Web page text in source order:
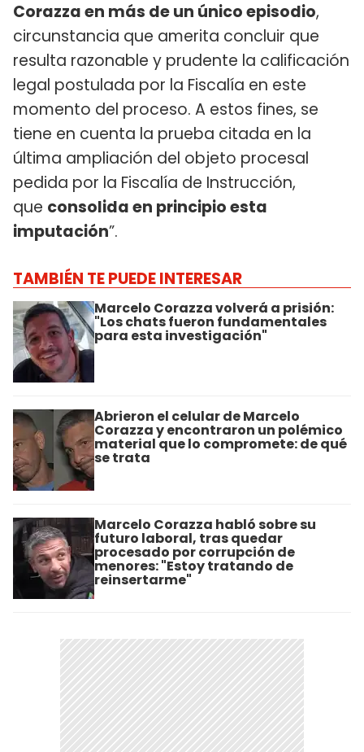
Corazza en más de un único episodio,
circunstancia que amerita concluir que
resulta razonable y prudente la calificación
legal postulada por la Fiscalía en este
momento del proceso. A estos fines, se
tiene en cuenta la prueba citada en la
última ampliación del objeto procesal
pedida por la Fiscalía de Instrucción,
que consolida en principio esta
imputación”.
TAMBIÉN TE PUEDE INTERESAR
Marcelo Corazza volverá a prisión:
"Los chats fueron fundamentales
para esta investigación"
Abrieron el celular de Marcelo
Corazza y encontraron un polémico
material que lo compromete: de qué
se trata
Marcelo Corazza habló sobre su
futuro laboral, tras quedar
procesado por corrupción de
menores: "Estoy tratando de
reinsertarme"